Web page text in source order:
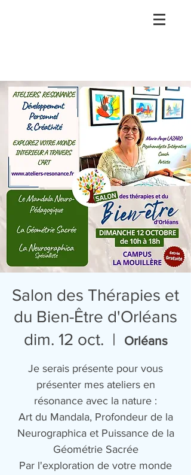
Salon des Thérapies et
du Bien-Être d'Orléans
dim. 12 oct.
  |
Orléans
Je serais présente pour vous
présenter mes ateliers en
résonance avec la nature :
Art du Mandala, Profondeur de la
Neurographica et Puissance de la
Géométrie Sacrée
Par l'exploration de votre monde